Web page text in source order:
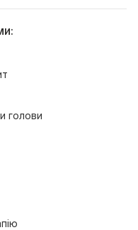
голови